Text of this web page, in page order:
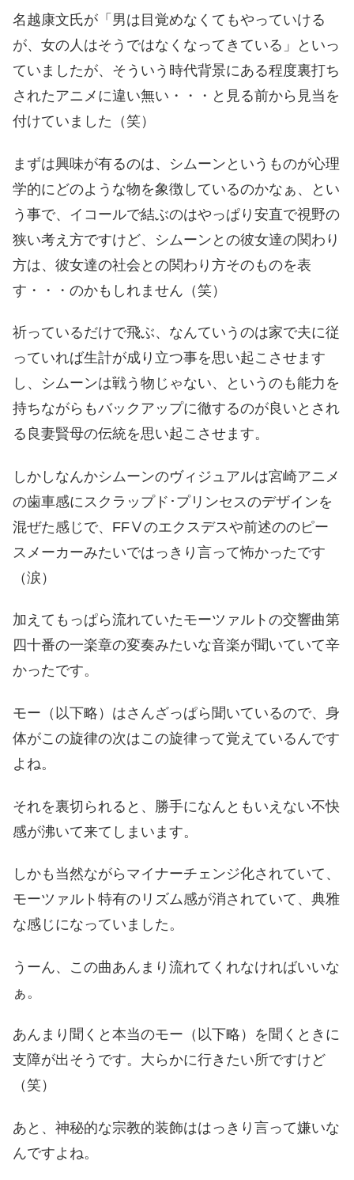
名越康文氏が「男は目覚めなくてもやっていける
が、女の人はそうではなくなってきている」といっ
ていましたが、そういう時代背景にある程度裏打ち
されたアニメに違い無い・・・と見る前から見当を
付けていました（笑）
まずは興味が有るのは、シムーンというものが心理
学的にどのような物を象徴しているのかなぁ、とい
う事で、イコールで結ぶのはやっぱり安直で視野の
狭い考え方ですけど、シムーンとの彼女達の関わり
方は、彼女達の社会との関わり方そのものを表
す・・・のかもしれません（笑）
祈っているだけで飛ぶ、なんていうのは家で夫に従
っていれば生計が成り立つ事を思い起こさせます
し、シムーンは戦う物じゃない、というのも能力を
持ちながらもバックアップに徹するのが良いとされ
る良妻賢母の伝統を思い起こさせます。
しかしなんかシムーンのヴィジュアルは宮崎アニメ
の歯車感にスクラップド･プリンセスのデザインを
混ぜた感じで、FFⅤのエクスデスや前述ののピー
スメーカーみたいではっきり言って怖かったです
（涙）
加えてもっぱら流れていたモーツァルトの交響曲第
四十番の一楽章の変奏みたいな音楽が聞いていて辛
かったです。
モー（以下略）はさんざっぱら聞いているので、身
体がこの旋律の次はこの旋律って覚えているんです
よね。
それを裏切られると、勝手になんともいえない不快
感が沸いて来てしまいます。
しかも当然ながらマイナーチェンジ化されていて、
モーツァルト特有のリズム感が消されていて、典雅
な感じになっていました。
うーん、この曲あんまり流れてくれなければいいな
ぁ。
あんまり聞くと本当のモー（以下略）を聞くときに
支障が出そうです。大らかに行きたい所ですけど
（笑）
あと、神秘的な宗教的装飾ははっきり言って嫌いな
んですよね。